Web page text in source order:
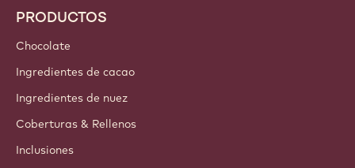
PRODUCTOS
Chocolate
Ingredientes de cacao
Ingredientes de nuez
Coberturas & Rellenos
Inclusiones